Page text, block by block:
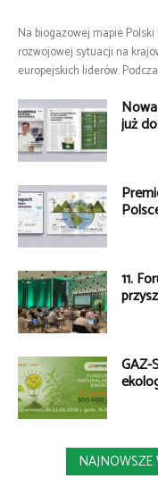
Na biogazowej mapie
rozwojowej sytuacji na
europejskich liderów.
już
11.
GAZ-